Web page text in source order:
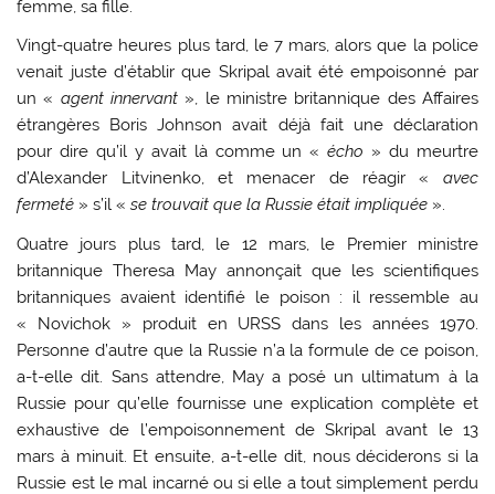
femme, sa fille.
Vingt-quatre heures plus tard, le 7 mars, alors que la police
venait juste d’établir que Skripal avait été empoisonné par
un « agent innervant », le ministre britannique des Affaires
étrangères Boris Johnson avait déjà fait une déclaration
pour dire qu’il y avait là comme un «écho » du meurtre
d’Alexander Litvinenko, et menacer de réagir « avec
fermeté » s’il «se trouvait que la Russie était impliquée ».
Quatre jours plus tard, le 12 mars, le Premier ministre
britannique Theresa May annonçait que les scientifiques
britanniques avaient identifié le poison : il ressemble au
« Novichok » produit en URSS dans les années 1970.
Personne d’autre que la Russie n’a la formule de ce poison,
a-t-elle dit. Sans attendre, May a posé un ultimatum à la
Russie pour qu’elle fournisse une explication complète et
exhaustive de l’empoisonnement de Skripal avant le 13
mars à minuit. Et ensuite, a-t-elle dit, nous déciderons si la
Russie est le mal incarné ou si elle a tout simplement perdu